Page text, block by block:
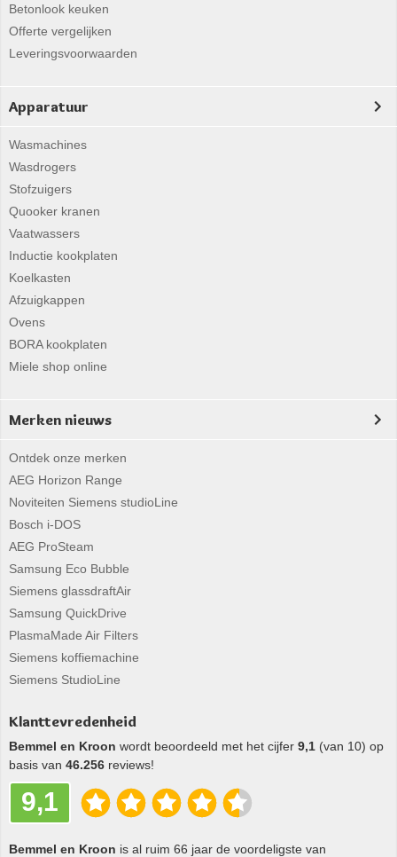
Betonlook keuken
Offerte vergelijken
Leveringsvoorwaarden
Apparatuur
Wasmachines
Wasdrogers
Stofzuigers
Quooker kranen
Vaatwassers
Inductie kookplaten
Koelkasten
Afzuigkappen
Ovens
BORA kookplaten
Miele shop online
Merken nieuws
Ontdek onze merken
AEG Horizon Range
Noviteiten Siemens studioLine
Bosch i-DOS
AEG ProSteam
Samsung Eco Bubble
Siemens glassdraftAir
Samsung QuickDrive
PlasmaMade Air Filters
Siemens koffiemachine
Siemens StudioLine
Klanttevredenheid
Bemmel en Kroon wordt beoordeeld met het cijfer 9,1 (van 10) op
basis van 46.256 reviews!
9,1
Bemmel en Kroon is al ruim 66 jaar de voordeligste van